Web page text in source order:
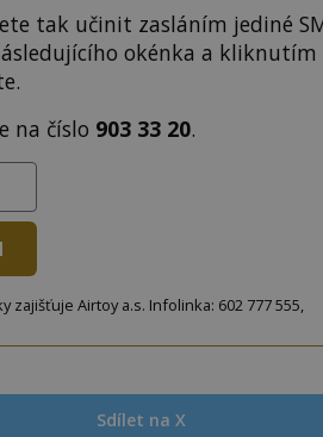
tak učinit zasláním jediné
okénka a kliknutím
na číslo 903 33 20.
zajišťuje Airtoy a.s. Infolinka: 602 777 555,
Sdílet na X